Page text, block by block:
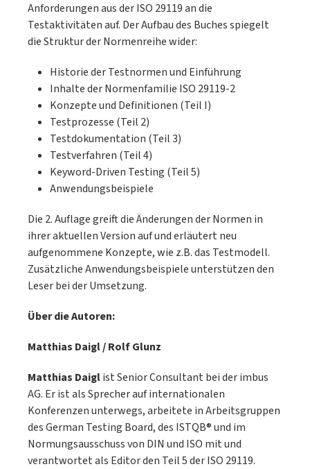
Anforderungen aus der ISO 29119 an die
Testaktivitäten auf. Der Aufbau des Buches spiegelt
die Struktur der Normenreihe wider:
Historie der Testnormen und Einführung
Inhalte der Normenfamilie ISO 29119-2
Konzepte und Definitionen (Teil I)
Testprozesse (Teil 2)
Testdokumentation (Teil 3)
Testverfahren (Teil 4)
Keyword-Driven Testing (Teil 5)
Anwendungsbeispiele
Die 2. Auflage greift die Änderungen der Normen in
ihrer aktuellen Version auf und erläutert neu
aufgenommene Konzepte, wie z.B. das Testmodell.
Zusätzliche Anwendungsbeispiele unterstützen den
Leser bei der Umsetzung.
Über die Autoren:
Matthias Daigl / Rolf Glunz
Matthias Daiglist Senior Consultant bei der imbus
AG. Er ist als Sprecher auf internationalen
Konferenzen unterwegs, arbeitete in Arbeitsgruppen
des German Testing Board, des ISTQB® und im
Normungsausschuss von DIN und ISO mit und
verantwortet als Editor den Teil 5 der ISO 29119.